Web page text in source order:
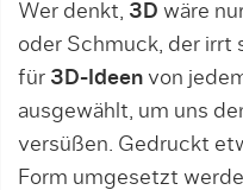
Wer denkt, 3D wäre
oder Schmuck, der irrt
für 3D-Ideen von
ausgewählt, um uns
versüßen. Gedruckt
Form umgesetzt